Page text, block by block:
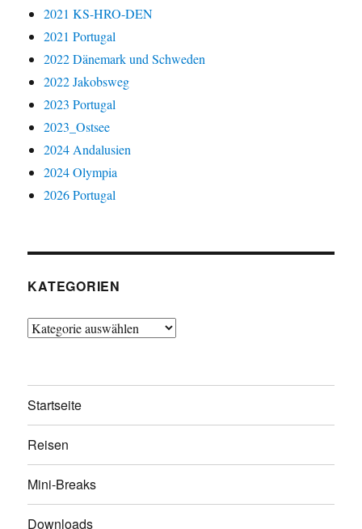
2021 KS-HRO-DEN
2021 Portugal
2022 Dänemark und Schweden
2022 Jakobsweg
2023 Portugal
2023_Ostsee
2024 Andalusien
2024 Olympia
2026 Portugal
KATEGORIEN
Kategorien
Startseite
Reisen
Mini-Breaks
Downloads